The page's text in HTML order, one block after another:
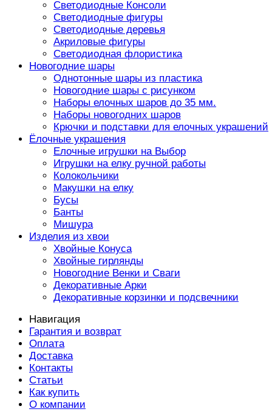
Светодиодные Консоли
Светодиодные фигуры
Светодиодные деревья
Акриловые фигуры
Светодиодная флористика
Новогодние шары
Однотонные шары из пластика
Новогодние шары с рисунком
Наборы елочных шаров до 35 мм.
Наборы новогодних шаров
Крючки и подставки для елочных украшений
Ёлочные украшения
Елочные игрушки на Выбор
Игрушки на елку ручной работы
Колокольчики
Макушки на елку
Бусы
Банты
Мишура
Изделия из хвои
Хвойные Конуса
Хвойные гирлянды
Новогодние Венки и Сваги
Декоративные Арки
Декоративные корзинки и подсвечники
Навигация
Гарантия и возврат
Оплата
Доставка
Контакты
Статьи
Как купить
О компании